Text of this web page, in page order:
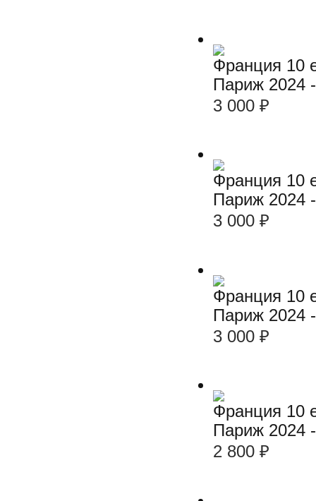
Франция 10
Париж 2024
3 000 ₽
Франция 10
Париж 2024
3 000 ₽
Франция 10
Париж 2024
3 000 ₽
Франция 10
Париж 2024
2 800 ₽